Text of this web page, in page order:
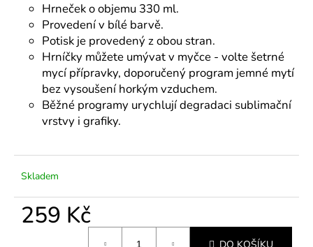
Hrneček o objemu 330 ml.
Provedení v bílé barvě.
Potisk je provedený z obou stran.
Hrníčky můžete umývat v myčce - volte šetrné
mycí přípravky, doporučený program jemné mytí
bez vysoušení horkým vzduchem.
Běžné programy urychlují degradaci sublimační
vrstvy i grafiky.
Skladem
259 Kč
DO KOŠÍKU
e
m